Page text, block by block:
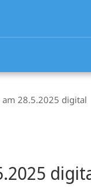
am 28.5.2025 digital